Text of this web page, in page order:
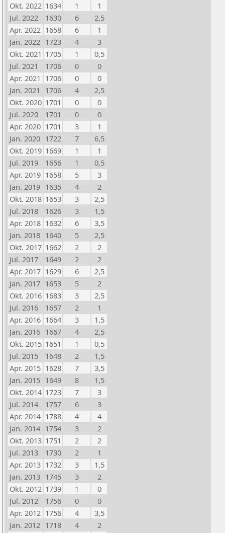
Okt. 2022 1634 1
1
Jul. 2022
1630 6
2,5
Apr. 2022 1658 6
1
Jan. 2022 1723 4
3
Okt. 2021 1705 1
0,5
Jul. 2021
1706 0
0
Apr. 2021 1706 0
0
Jan. 2021
1706 4
2,5
Okt. 2020 1701 0
0
Jul. 2020
1701 0
0
Apr. 2020 1701 3
1
Jan. 2020 1722 7
6,5
Okt. 2019 1669 1
1
Jul. 2019
1656 1
0,5
Apr. 2019 1658 5
3
Jan. 2019 1635 4
2
Okt. 2018 1653 3
2,5
Jul. 2018
1626 3
1,5
Apr. 2018 1632 6
3,5
Jan. 2018 1640 5
2,5
Okt. 2017 1662 2
2
Jul. 2017
1649 2
2
Apr. 2017 1629 6
2,5
Jan. 2017 1653 5
2
Okt. 2016 1683 3
2,5
Jul. 2016
1657 2
1
Apr. 2016 1664 3
1,5
Jan. 2016 1667 4
2,5
Okt. 2015 1651 1
0,5
Jul. 2015
1648 2
1,5
Apr. 2015 1628 7
3,5
Jan. 2015 1649 8
1,5
Okt. 2014 1723 7
3
Jul. 2014
1757 6
3
Apr. 2014 1788 4
4
Jan. 2014 1754 3
2
Okt. 2013 1751 2
2
Jul. 2013
1730 2
1
Apr. 2013 1732 3
1,5
Jan. 2013 1745 3
2
Okt. 2012 1739 1
0
Jul. 2012
1756 0
0
Apr. 2012 1756 4
3,5
Jan. 2012 1718 4
2